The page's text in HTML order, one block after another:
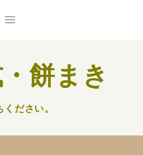
餅まき
ださい。